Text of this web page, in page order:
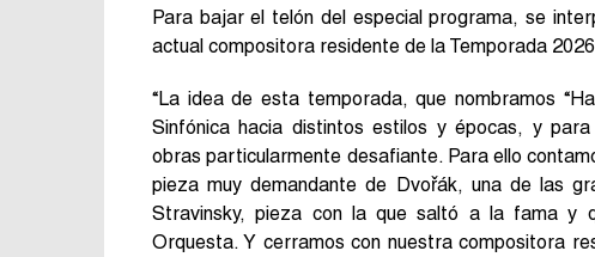
Para bajar el telón del especial programa, se
actual compositora residente de la Temporada
“La idea de esta temporada, que nombramos
Sinfónica hacia distintos estilos y épocas, y
obras particularmente desafiante. Para ello
pieza muy demandante de Dvořák, una de las
Stravinsky, pieza con la que saltó a la fama y
Orquesta. Y cerramos con nuestra compositora